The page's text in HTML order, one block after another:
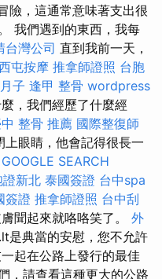
險，這通常意味著支出很
我們遇到的東西，我每
台灣公司 直到我前一天，
屯按摩 推拿師證照 台胞
子 逢甲 整骨 wordpress
，我們經歷了什麼經
整骨 推薦 國際整復師
上眼睛，他會記得很長一
GOOGLE SEARCH
證新北 泰國簽證 台中spa
簽證 推拿師證照 台中刮
聞起來就咯咯笑了。 外
是典當的安慰，您不允許
起在公路上發行的最佳
，請查看這種更大的公路